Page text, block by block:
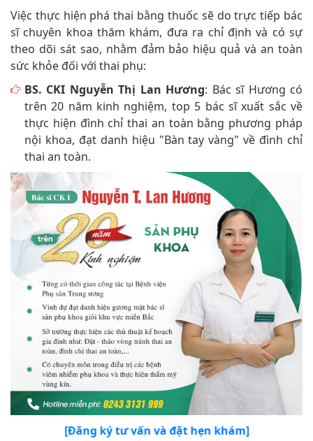
Việc thực hiện phá thai bằng thuốc sẽ do trực tiếp bác
sĩ chuyên khoa thăm khám, đưa ra chỉ định và có sự
theo dõi sát sao, nhằm đảm bảo hiệu quả và an toàn
sức khỏe đối với thai phụ:
BS. CKI Nguyễn Thị Lan Hương: Bác sĩ Hương có
trên 20 năm kinh nghiệm, top 5 bác sĩ xuất sắc về
thực hiện đình chỉ thai an toàn bằng phương pháp
nội khoa, đạt danh hiệu "Bàn tay vàng" về đình chỉ
thai an toàn.
[Đăng ký tư vấn và đặt hẹn khám]